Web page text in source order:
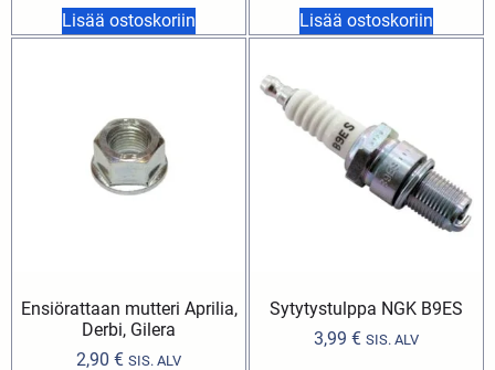
Lisää ostoskoriin Lisää ostoskoriin
Ensiörattaan mutteri Aprilia,
Derbi, Gilera
2,90 € SIS. ALV
Sytytystulppa NGK B9ES
3,99 € SIS. ALV